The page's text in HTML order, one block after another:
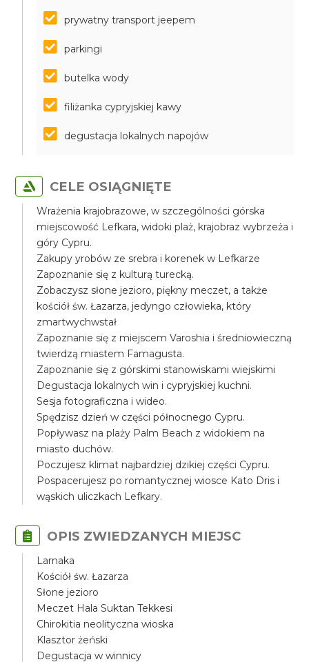
prywatny transport jeepem
parkingi
butelka wody
filiżanka cypryjskiej kawy
degustacja lokalnych napojów
CELE OSIĄGNIĘTE
Wrażenia krajobrazowe, w szczególności górska
miejscowość Lefkara, widoki plaż, krajobraz wybrzeża i
góry Cypru.
Zakupy yrobów ze srebra i korenek w Lefkarze
Zapoznanie się z kulturą turecką.
Zobaczysz słone jezioro, piękny meczet, a także
kościół św. Łazarza, jedyngo człowieka, który
zmartwychwstał
Zapoznanie się z miejscem Varoshia i średniowieczną
twierdzą miastem Famagusta.
Zapoznanie się z górskimi stanowiskami wiejskimi
Degustacja lokalnych win i cypryjskiej kuchni.
Sesja fotograficzna i wideo.
Spędzisz dzień w części północnego Cypru.
Popływasz na plaży Palm Beach z widokiem na
miasto duchów.
Poczujesz klimat najbardziej dzikiej części Cypru.
Pospacerujesz po romantycznej wiosce Kato Dris i
wąskich uliczkach Lefkary.
OPIS ZWIEDZANYCH MIEJSC
Larnaka
Kościół św. Łazarza
Słone jezioro
Meczet Hala Suktan Tekkesi
Chirokitia neolityczna wioska
Klasztor żeński
Degustacja w winnicy